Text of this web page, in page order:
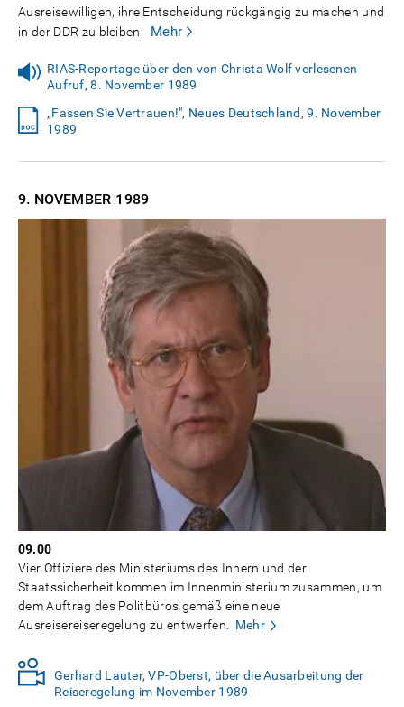
Ausreisewilligen, ihre Entscheidung rückgängig zu machen und
in der DDR zu bleiben:
Mehr
RIAS-Reportage über den von Christa Wolf verlesenen
Aufruf, 8. November 1989
„Fassen Sie Vertrauen!", Neues Deutschland, 9. November
1989
9. NOVEMBER 1989
09.00
Vier Offiziere des Ministeriums des Innern und der
Staatssicherheit kommen im Innenministerium zusammen, um
dem Auftrag des Politbüros gemäß eine neue
Ausreisereiseregelung zu entwerfen.
Mehr
Gerhard Lauter, VP-Oberst, über die Ausarbeitung der
Reiseregelung im November 1989